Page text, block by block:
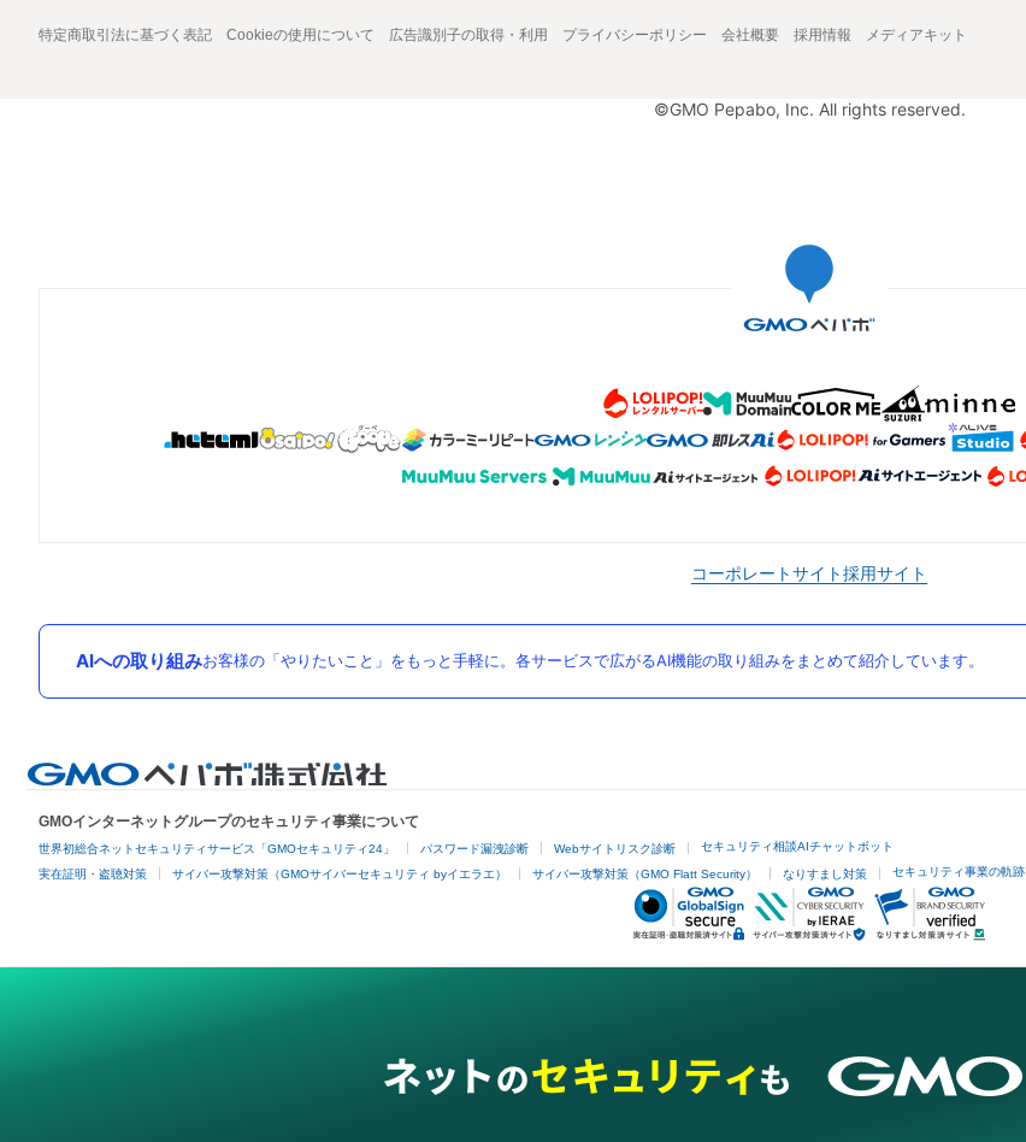
特定商取引法に基づく表記 Cookieの使用について 広告識別子の取得・利用 プライバシーポリシー 会社概要 採用情報 メディアキット
©GMO Pepabo, Inc. All rights reserved.
コーポレートサイト採用サイト
AIへの取り組みお客様の「やりたいこと」をもっと手軽に。各サービスで広がるAI機能の取り組みをまとめて紹介しています。
GMOインターネットグループのセキュリティ事業について
世界初総合ネットセキュリティサービス「GMOセキュリティ24」 パスワード漏洩診断 Webサイトリスク診断 セキュリティ相談AIチャットボット
実在証明・盗聴対策 サイバー攻撃対策（GMOサイバーセキュリティ byイエラエ） サイバー攻撃対策（GMO Flatt Security） なりすまし対策 セキュリティ事業の軌跡